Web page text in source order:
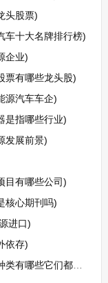
头股票)
车十大名牌排行榜)
企业)
票有哪些龙头股)
源汽车车企)
是指哪些行业)
发展前景)
目有哪些公司)
核心期刊吗)
进口)
依存)
它们都有哪些用途)